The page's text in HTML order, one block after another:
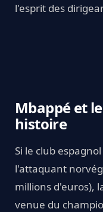
l'esprit des
Mbappé et
histoire
Si le club
l'attaquant
millions d'euros),
venue du